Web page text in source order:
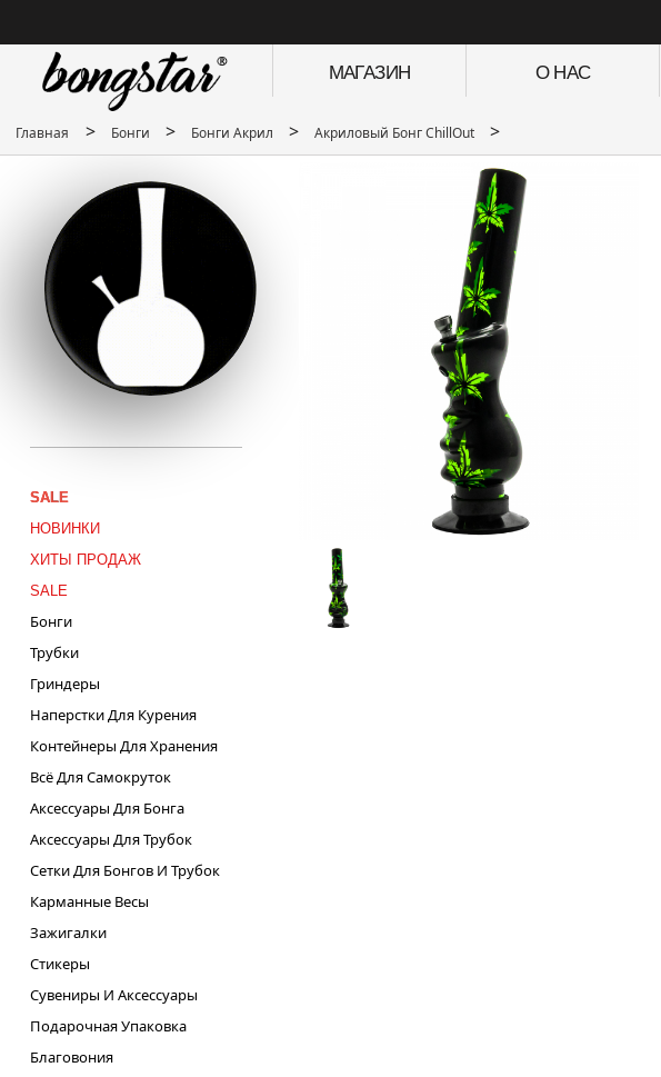
МАГАЗИН О НАС
Главная > Бонги > Бонги Акрил > Акриловый Бонг ChillOut >
SALE
НОВИНКИ
ХИТЫ ПРОДАЖ
SALE
Бонги
Трубки
Гриндеры
Наперстки Для Курения
Контейнеры Для Хранения
Всё Для Самокруток
Аксессуары Для Бонга
Аксессуары Для Трубок
Сетки Для Бонгов И Трубок
Карманные Весы
Зажигалки
Стикеры
Сувениры И Аксессуары
Подарочная Упаковка
Благовония